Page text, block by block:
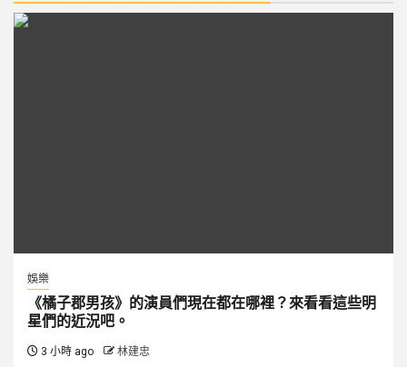
娛樂
《橘子郡男孩》的演員們現在都在哪裡？來看看這些明
星們的近況吧。
3 小時 ago 林建忠